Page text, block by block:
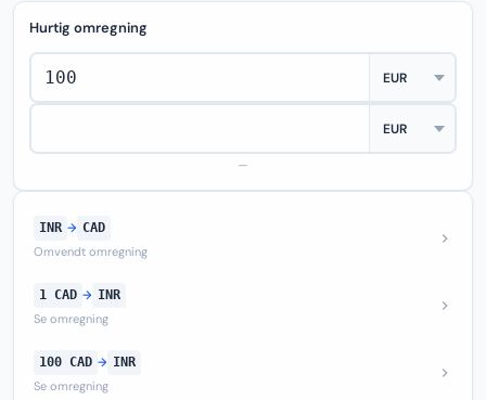
Hurtig omregning
—
INR → CAD
Omvendt omregning
1 CAD → INR
Se omregning
100 CAD → INR
Se omregning